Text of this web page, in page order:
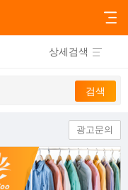
상세검색
광고문의